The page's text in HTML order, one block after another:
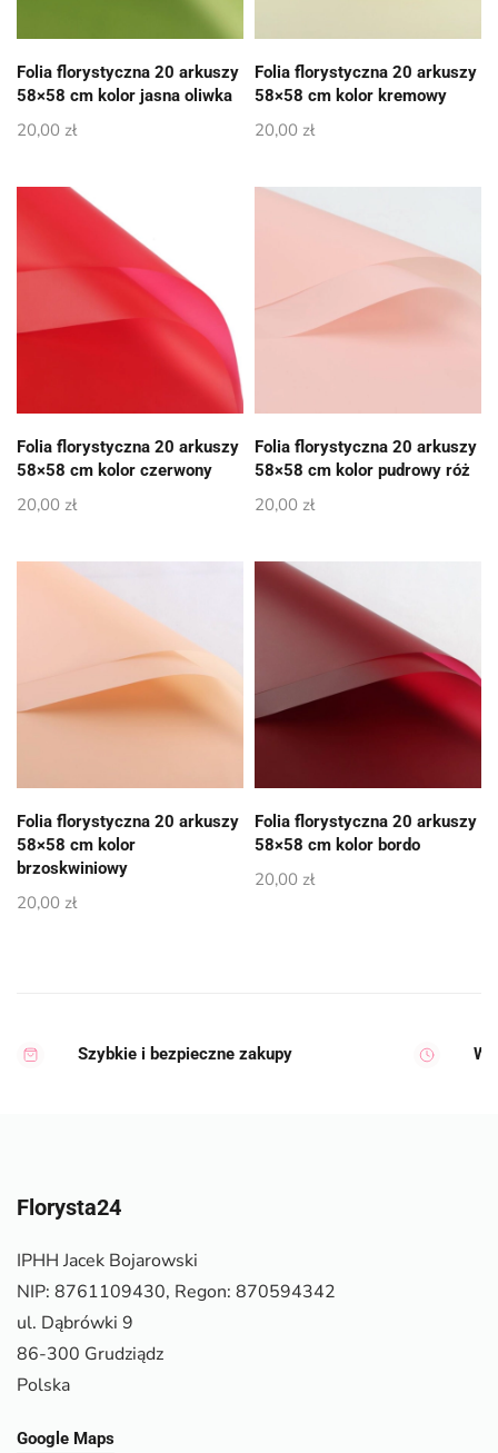
Folia florystyczna 20 arkuszy
58×58 cm kolor jasna oliwka
20,00 zł
Folia florystyczna 20 arkuszy
58×58 cm kolor kremowy
20,00 zł
Folia florystyczna 20 arkuszy
58×58 cm kolor czerwony
20,00 zł
Folia florystyczna 20 arkuszy
58×58 cm kolor pudrowy róż
20,00 zł
Folia florystyczna 20 arkuszy
58×58 cm kolor
brzoskwiniowy
20,00 zł
Folia florystyczna 20 arkuszy
58×58 cm kolor bordo
20,00 zł
Szybkie i bezpieczne zakupy
Florysta24
IPHH Jacek Bojarowski
NIP: 8761109430, Regon: 870594342
ul. Dąbrówki 9
86-300 Grudziądz
Polska
Google Maps